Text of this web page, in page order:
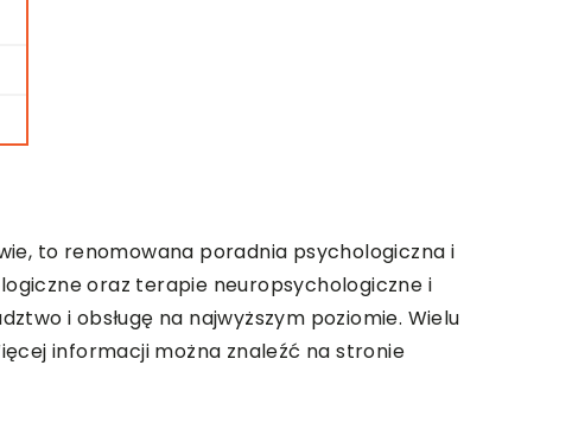
to renomowana poradnia psychologiczna i
oraz terapie neuropsychologiczne i
i obsługę na najwyższym poziomie. Wielu
informacji można znaleźć na stronie